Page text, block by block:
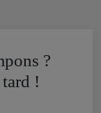
?
!